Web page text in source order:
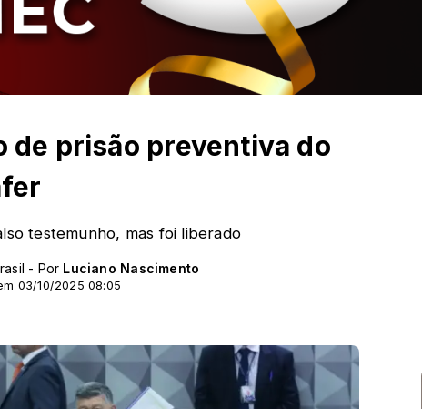
de prisão preventiva do
testemunho, mas foi liberado
- Por Luciano Nascimento
03/10/2025 08:05